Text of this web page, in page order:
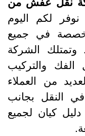
لكم اليوم
في جميع
الشركة
والتركيب
من العملاء
النقل بجانب
كيان لجميع